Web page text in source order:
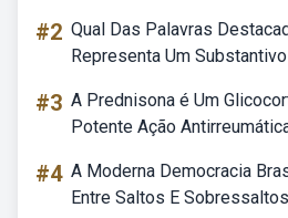
#2 Qual Das Palavras
Representa Um
#3 A Prednisona é Um
Potente Ação
#4 A Moderna Democracia
Entre Saltos E Sobressaltos